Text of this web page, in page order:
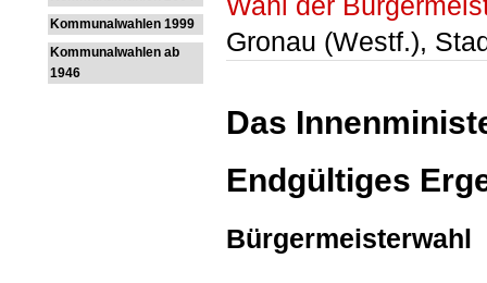
Kommunalwahlen 1999
Kommunalwahlen ab
1946
Gronau (Westf.),
Das
Endgültiges
Bürgermeisterwahl